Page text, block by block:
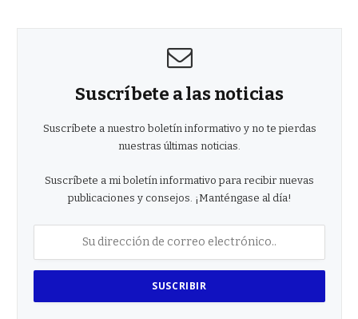
Suscríbete a las noticias
Suscríbete a nuestro boletín informativo y no te pierdas
nuestras últimas noticias.
Suscríbete a mi boletín informativo para recibir nuevas
publicaciones y consejos. ¡Manténgase al día!